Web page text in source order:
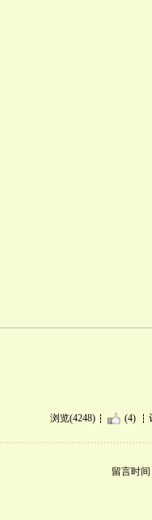
浏览(4248) (4)
留言时间